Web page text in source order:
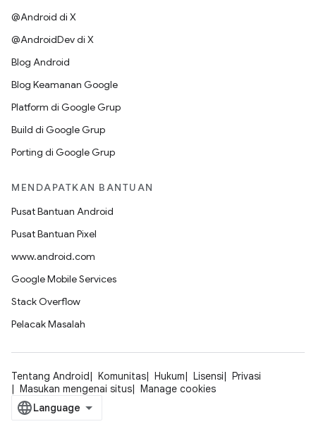
@Android di X
@AndroidDev di X
Blog Android
Blog Keamanan Google
Platform di Google Grup
Build di Google Grup
Porting di Google Grup
MENDAPATKAN BANTUAN
Pusat Bantuan Android
Pusat Bantuan Pixel
www.android.com
Google Mobile Services
Stack Overflow
Pelacak Masalah
Tentang Android Komunitas Hukum Lisensi
Privasi
Masukan mengenai situs
Manage cookies